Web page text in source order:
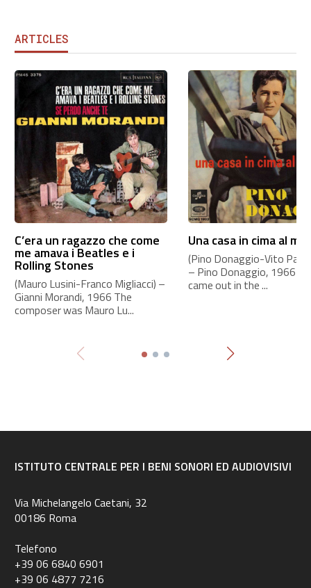
ARTICLES
C’era un ragazzo che come
me amava i Beatles e i
Rolling Stones
(Mauro Lusini-Franco Migliacci) –
Gianni Morandi, 1966 The
composer was Mauro Lu...
Una casa in cima al
(Pino Donaggio-Vito
– Pino Donaggio, 1966
came out in the ...
ISTITUTO CENTRALE PER I BENI SONORI ED AUDIOVISIVI
Via Michelangelo Caetani, 32
00186 Roma
Telefono
+39 06 6840 6901
+39 06 4877 7216